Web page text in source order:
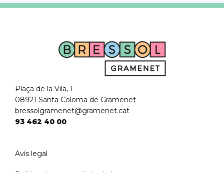
Plaça de la Vila, 1
08921 Santa Coloma de Gramenet
bressolgramenet@gramenet.cat
93 462 40 00
Avís legal